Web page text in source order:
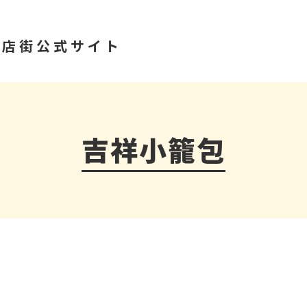
街公式サイト
吉祥小籠包